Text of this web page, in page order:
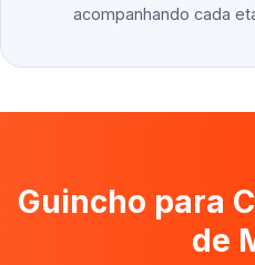
acompanhando cada
Guincho para
de